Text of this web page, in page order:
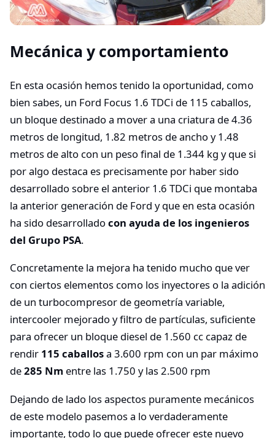
Mecánica y comportamiento
En esta ocasión hemos tenido la oportunidad, como
bien sabes, un Ford Focus 1.6 TDCi de 115 caballos,
un bloque destinado a mover a una criatura de 4.36
metros de longitud, 1.82 metros de ancho y 1.48
metros de alto con un peso final de 1.344 kg y que si
por algo destaca es precisamente por haber sido
desarrollado sobre el anterior 1.6 TDCi que montaba
la anterior generación de Ford y que en esta ocasión
ha sido desarrolladocon ayuda de los ingenieros
del Grupo PSA.
Concretamente la mejora ha tenido mucho que ver
con ciertos elementos como los inyectores o la adición
de un turbocompresor de geometría variable,
intercooler mejorado y filtro de partículas, suficiente
para ofrecer un bloque diesel de 1.560 cc capaz de
rendir 115 caballosa 3.600 rpm con un par máximo
de285 Nm entre las 1.750 y las 2.500 rpm
Dejando de lado los aspectos puramente mecánicos
de este modelo pasemos a lo verdaderamente
importante, todo lo que puede ofrecer este nuevo